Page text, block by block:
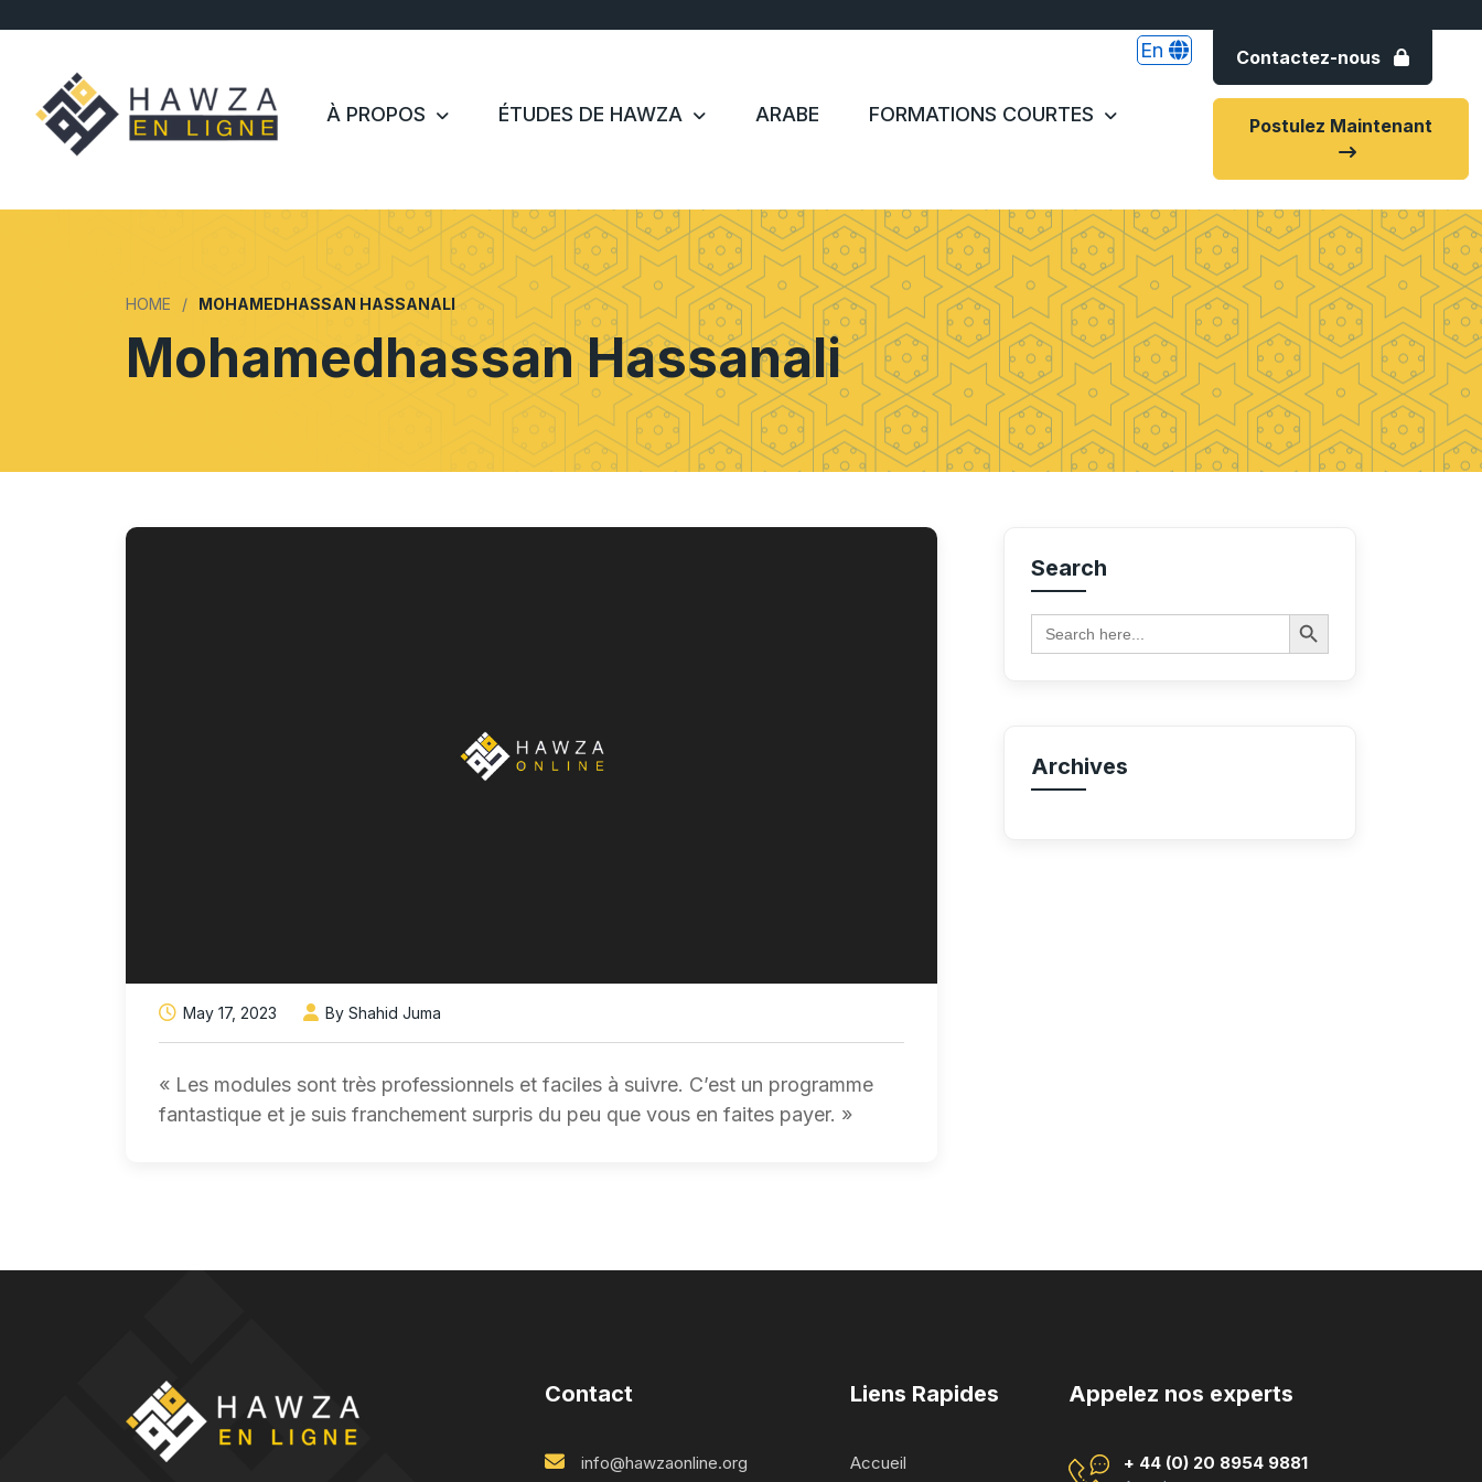
À PROPOS ÉTUDES DE HAWZA ARABE FORMATIONS COURTES
En Contactez-nous
Postulez Maintenant
HOME MOHAMEDHASSAN HASSANALI
Mohamedhassan Hassanali
May 17, 2023 By Shahid Juma
« Les modules sont très professionnels et faciles à suivre. C’est un programme
fantastique et je suis franchement surpris du peu que vous en faites payer. »
Search
Search
for:
Search Button
Archives
Contact
info@hawzaonline.org
Liens Rapides
Accueil
Appelez nos experts
+ 44 (0) 20 8954 9881